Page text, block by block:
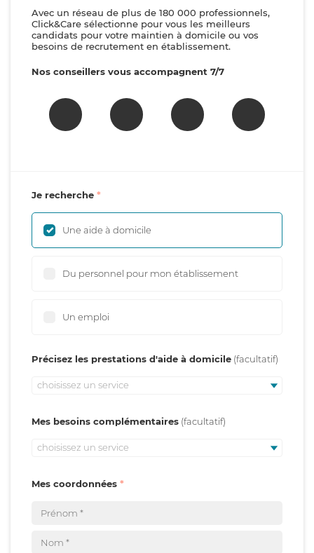
Avec un réseau de plus de 180 000 professionnels,
Click&Care sélectionne pour vous les meilleurs
candidats pour votre maintien à domicile ou vos
besoins de recrutement en établissement.
Nos conseillers vous accompagnent 7/7
Je recherche
Une aide à domicile
Du personnel pour mon établissement
Un emploi
Précisez les prestations d'aide à domicile
choisissez un service
Mes besoins complémentaires
choisissez un service
Mes coordonnées